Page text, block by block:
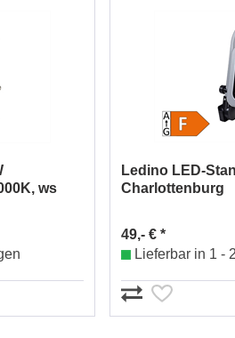
ws
Ledino LED-
Charlottenburg
49,- € *
Lieferbar in 1 -